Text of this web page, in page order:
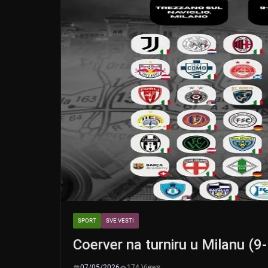
SPORT SVE VESTI
Coerver na turniru u Milanu